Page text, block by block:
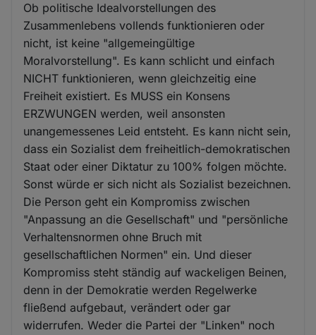
Ob politische Idealvorstellungen des
Zusammenlebens vollends funktionieren oder
nicht, ist keine "allgemeingültige
Moralvorstellung". Es kann schlicht und einfach
NICHT funktionieren, wenn gleichzeitig eine
Freiheit existiert. Es MUSS ein Konsens
ERZWUNGEN werden, weil ansonsten
unangemessenes Leid entsteht. Es kann nicht sein,
dass ein Sozialist dem freiheitlich-demokratischen
Staat oder einer Diktatur zu 100% folgen möchte.
Sonst würde er sich nicht als Sozialist bezeichnen.
Die Person geht ein Kompromiss zwischen
"Anpassung an die Gesellschaft" und "persönliche
Verhaltensnormen ohne Bruch mit
gesellschaftlichen Normen" ein. Und dieser
Kompromiss steht ständig auf wackeligen Beinen,
denn in der Demokratie werden Regelwerke
fließend aufgebaut, verändert oder gar
widerrufen. Weder die Partei der "Linken" noch